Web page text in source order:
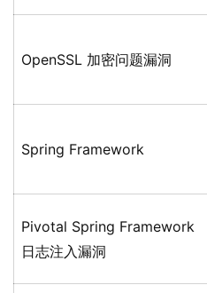
OpenSSL 加密问题漏洞
Spring Framework
Pivotal Spring Framework
日志注入漏洞